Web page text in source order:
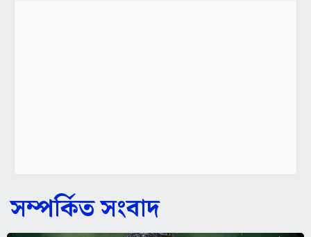
সম্পর্কিত সংবাদ